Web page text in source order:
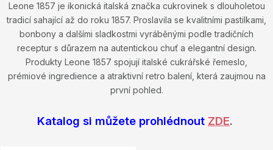
KATEGORIE
ZNAČKY PODLE ZEMÍ
VÝPRODEJ SKLADU AŽ -50 %
KATALOGY
Leone 1857 je ikonická italská značka cukrovinek s dlouholetou
tradicí sahající až do roku 1857. Proslavila se kvalitními pastilkami,
bonbony a dalšími sladkostmi vyráběnými podle tradičních
receptur s důrazem na autentickou chuť a elegantní design.
Produkty Leone 1857 spojují italské cukrářské řemeslo,
prémiové ingredience a atraktivní retro balení, která zaujmou na
první pohled.
Katalog si můžete prohlédnout ZDE.